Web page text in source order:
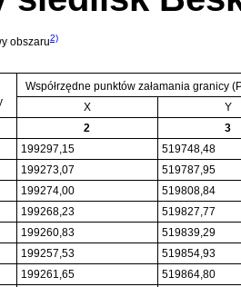
obszaru2)
Współrzędne punktów załamania granicy
X
Y
2
3
199297,15
519748,48
199273,07
519787,95
199274,00
519808,84
199268,23
519827,77
199260,83
519839,29
199257,53
519854,93
199261,65
519864,80